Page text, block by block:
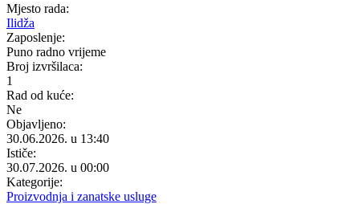
Mjesto rada:
Ilidža
Zaposlenje:
Puno radno vrijeme
Broj izvršilaca:
1
Rad od kuće:
Ne
Objavljeno:
30.06.2026. u 13:40
Ističe:
30.07.2026. u 00:00
Kategorije:
Proizvodnja i zanatske usluge